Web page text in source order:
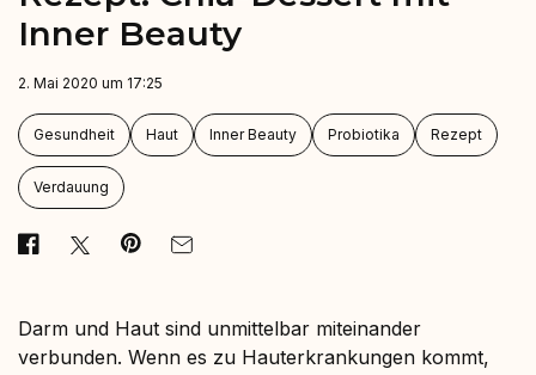
Inner Beauty⁠
2. Mai 2020 um 17:25
Gesundheit Haut Inner Beauty Probiotika Rezept
Verdauung
Darm und Haut sind unmittelbar miteinander
verbunden. Wenn es zu Hauterkrankungen kommt,